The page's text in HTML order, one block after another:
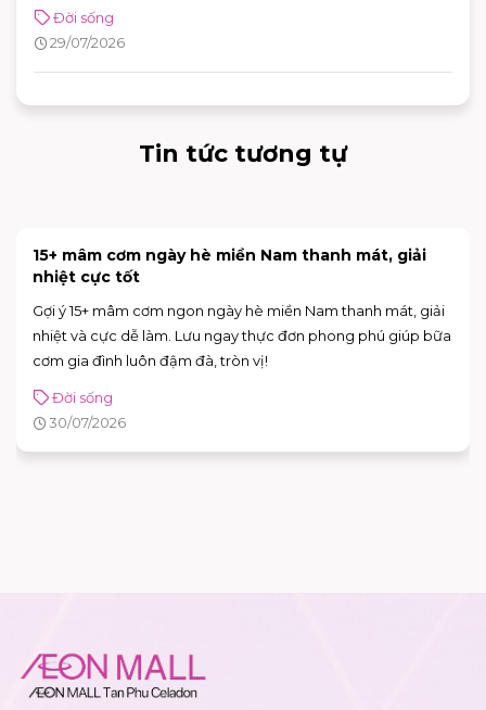
hình và vị trí thuận tiện, khách hàng có thể dễ dàng tìm được
adidas chi nhánh phù hợp để mua sắm và trải nghiệm các
Đời sống
29/07/2026
Tin tức tương tự
15+ mâm cơm ngày hè miền Nam thanh mát, giải
nhiệt cực tốt
Gợi ý 15+ mâm cơm ngon ngày hè miền Nam thanh mát, giải
nhiệt và cực dễ làm. Lưu ngay thực đơn phong phú giúp bữa
cơm gia đình luôn đậm đà, tròn vị!
Đời sống
30/07/2026